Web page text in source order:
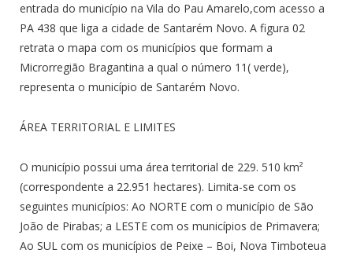
entrada do município na Vila do Pau Amarelo,com acesso a
PA 438 que liga a cidade de Santarém Novo. A figura 02
retrata o mapa com os municípios que formam a
Microrregião Bragantina a qual o número 11( verde),
representa o município de Santarém Novo.
ÁREA TERRITORIAL E LIMITES
O município possui uma área territorial de 229. 510 km²
(correspondente a 22.951 hectares). Limita-se com os
seguintes municípios: Ao NORTE com o município de São
João de Pirabas; a LESTE com os municípios de Primavera;
Ao SUL com os municípios de Peixe – Boi, Nova Timboteua